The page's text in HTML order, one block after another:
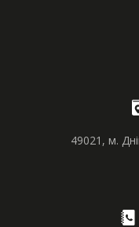
49021, м.